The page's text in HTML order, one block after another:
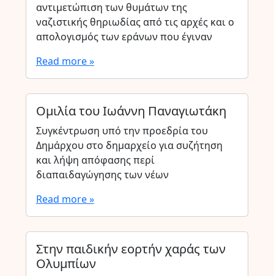
αντιμετώπιση των θυμάτων της
ναζιστικής θηριωδίας από τις αρχές και ο
απολογισμός των εράνων που έγιναν
Read more »
Ομιλία του Ιωάννη Παναγιωτάκη
Συγκέντρωση υπό την προεδρία του
Δημάρχου στο δημαρχείο για συζήτηση
και λήψη απόφασης περί
διαπαιδαγώγησης των νέων
Read more »
Στην παιδικήν εορτήν χαράς των
Ολυμπίων